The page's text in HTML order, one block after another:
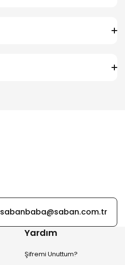
sabanbaba@saban.com.tr
Yardım
Şifremi Unuttum?